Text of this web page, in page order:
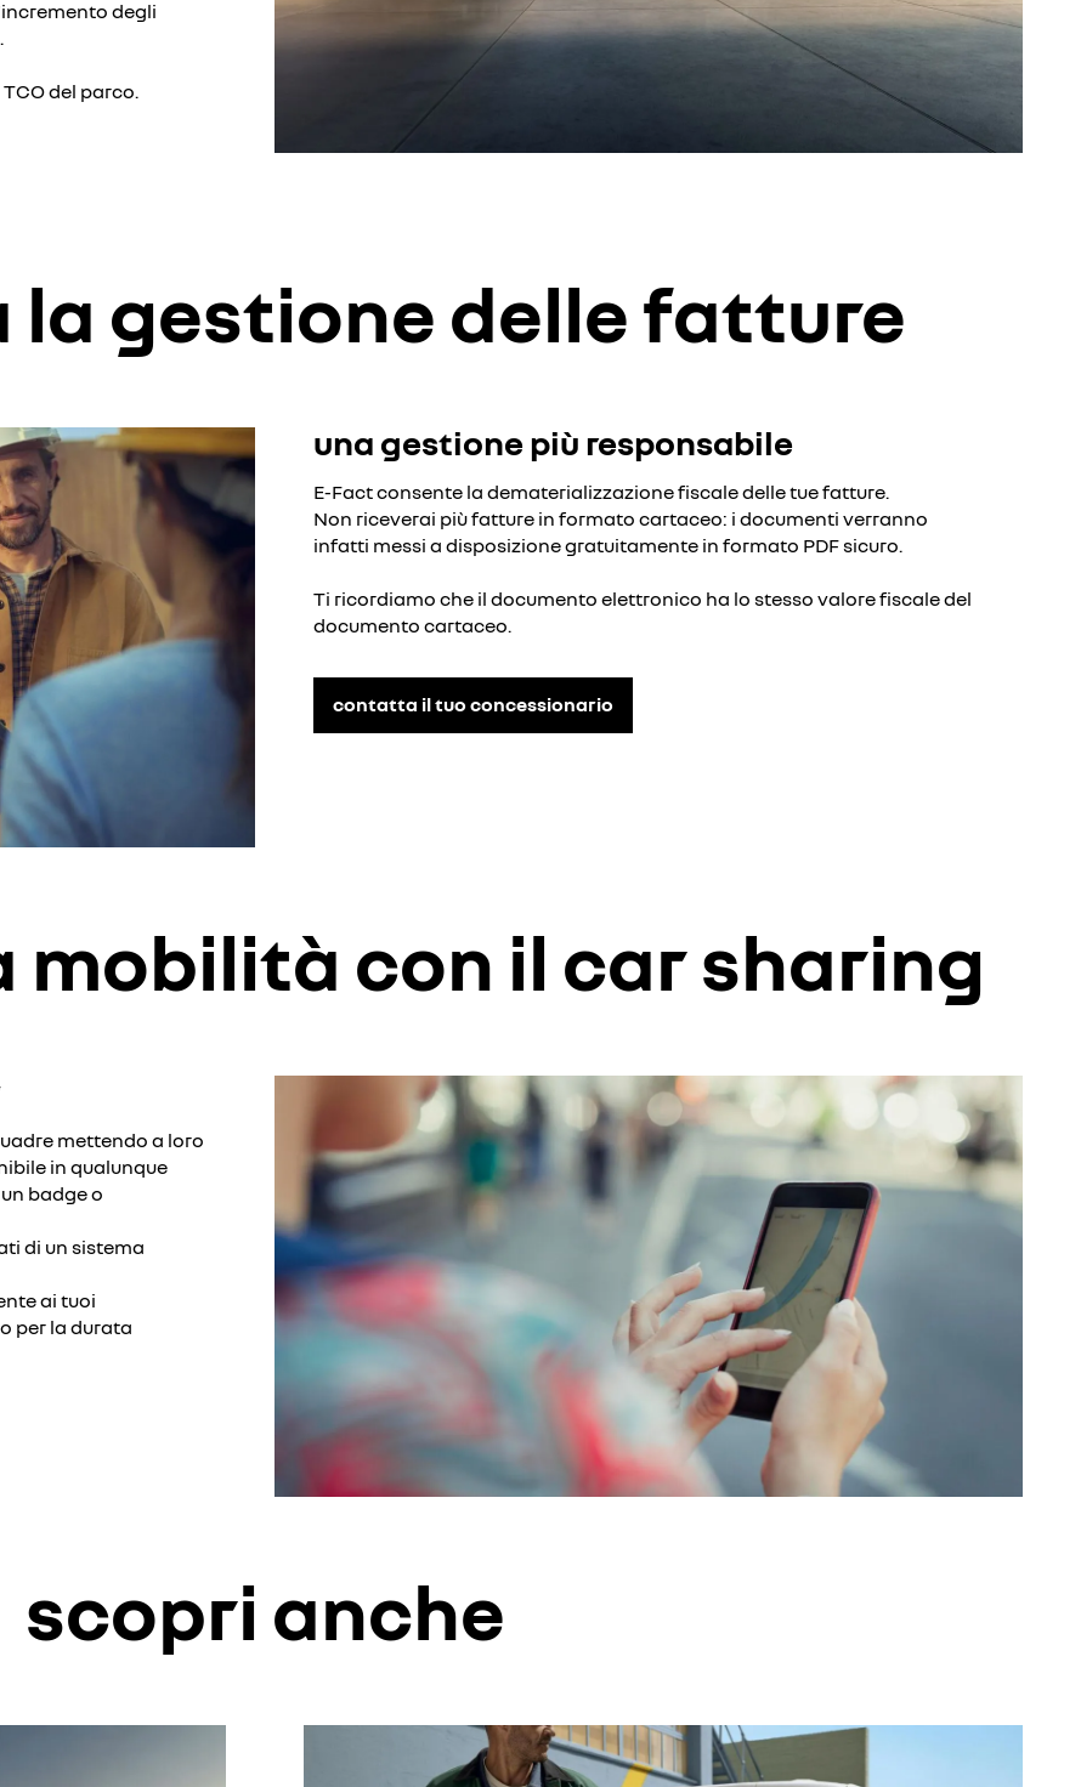
degli
del parco.
gestione delle fatture
una gestione più responsabile
E-Fact consente la dematerializzazione fiscale delle tue fatture.
Non riceverai più fatture in formato cartaceo: i documenti verranno
infatti messi a disposizione gratuitamente in formato PDF sicuro.
Ti ricordiamo che il documento elettronico ha lo stesso valore fiscale del
documento cartaceo.
contatta il tuo concessionario
mobilità con il car sharing
mettendo a loro
in qualunque
badge o
di un sistema
ai tuoi
per la durata
scopri anche